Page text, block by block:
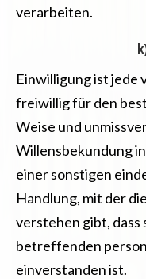
verarbeiten.
Einwilligung ist jede
freiwillig für den
Weise und
Willensbekundung
einer sonstigen
Handlung, mit der
verstehen gibt, dass
betreffenden
einverstanden ist.